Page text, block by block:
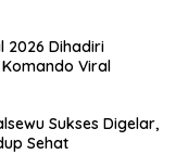
2026 Dihadiri
Viral
Sukses Digelar,
Sehat